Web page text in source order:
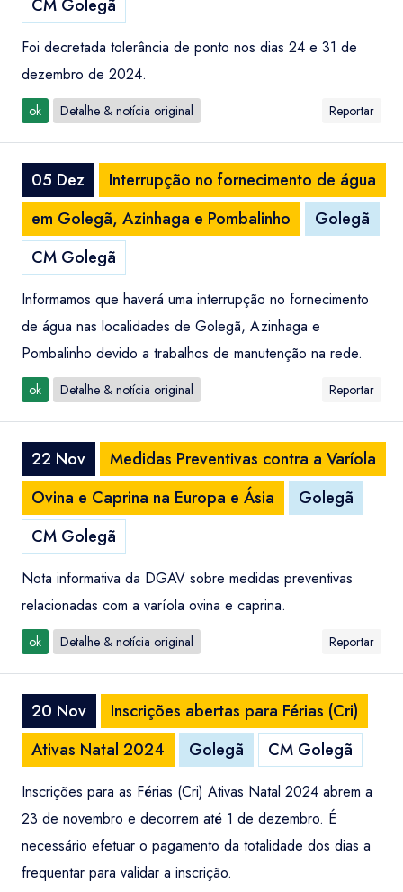
CM Golegã
Foi decretada tolerância de ponto nos dias 24 e 31 de
dezembro de 2024.
ok Detalhe & notícia original Reportar
05 Dez
Interrupção no fornecimento de água
em Golegã, Azinhaga e Pombalinho
Golegã
CM Golegã
Informamos que haverá uma interrupção no fornecimento
de água nas localidades de Golegã, Azinhaga e
Pombalinho devido a trabalhos de manutenção na rede.
ok Detalhe & notícia original Reportar
22 Nov
Medidas Preventivas contra a Varíola
Ovina e Caprina na Europa e Ásia
Golegã
CM Golegã
Nota informativa da DGAV sobre medidas preventivas
relacionadas com a varíola ovina e caprina.
ok Detalhe & notícia original Reportar
20 Nov
Inscrições abertas para Férias (Cri)
Ativas Natal 2024
Golegã CM Golegã
Inscrições para as Férias (Cri) Ativas Natal 2024 abrem a
23 de novembro e decorrem até 1 de dezembro. É
necessário efetuar o pagamento da totalidade dos dias a
frequentar para validar a inscrição.